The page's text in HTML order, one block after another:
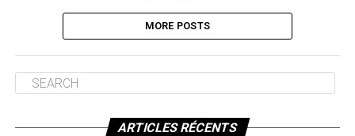
MORE POSTS
ARTICLES RÉCENTS